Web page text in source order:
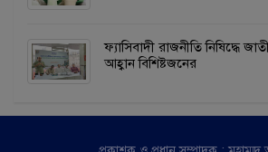
ফ্যাসিবাদী রাজনীতি নিষিদ্ধে
আহ্বান বিশিষ্টজনের